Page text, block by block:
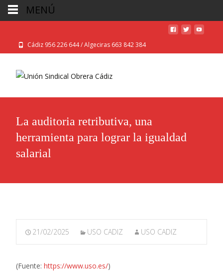
Cádiz 956 226 644 / Algeciras 663 842 384
La auditoria retributiva, una
herramienta para lograr la igualdad
salarial
21/02/2025 USO CADIZ USO CADIZ
(Fuente: https://www.uso.es/)
MENÚ